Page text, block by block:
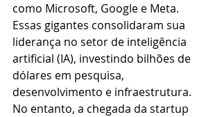
como Microsoft, Google e Meta.
Essas gigantes consolidaram sua
liderança no setor de inteligência
artificial (IA), investindo bilhões de
dólares em pesquisa,
desenvolvimento e infraestrutura.
No entanto, a chegada da startup